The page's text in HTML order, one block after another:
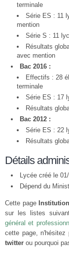
terminale
Série ES : 11
mention
Série S : 11
Résultats
avec mention
Bac 2016 :
Effectifs : 28
terminale
Série ES : 17
Résultats
Bac 2012 :
Série ES : 22
Résultats
Détails
Lycée créé le
Dépend du
Cette page
sur les listes
général et
cette page,
twitter ou pourquoi